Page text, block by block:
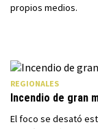
propios medios.
REGIONALES
Incendio de gran
El foco se desató